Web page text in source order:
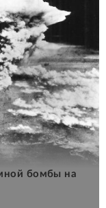
бомбы на